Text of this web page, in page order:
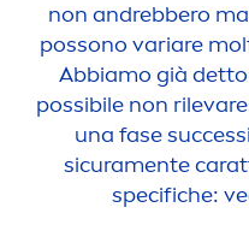
non andrebbero
possono variare
Abbiamo già
possibile non
una fase
sicuramente
specifiche: